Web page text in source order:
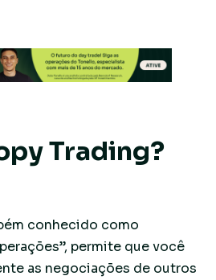
Trading?
conhecido como
permite que você
as negociações de outros